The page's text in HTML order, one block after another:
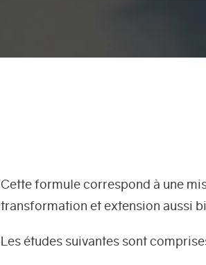
Cette formule correspond à une
transformation et extension aussi
Les études suivantes sont